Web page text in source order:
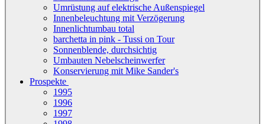
Umrüstung auf elektrische Außenspiegel
Innenbeleuchtung mit Verzögerung
Innenlichtumbau total
barchetta in pink - Tussi on Tour
Sonnenblende, durchsichtig
Umbauten Nebelscheinwerfer
Konservierung mit Mike Sander's
Prospekte
1995
1996
1997